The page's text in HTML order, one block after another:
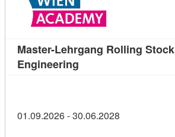
Master-Lehrgang Rolling Stock
Engineering
01.09.2026 - 30.06.2028